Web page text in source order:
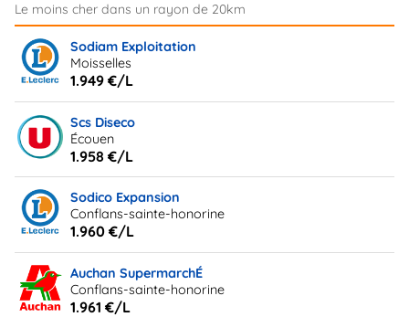
Sodiam Exploitation
Moisselles
1.949 €/L
Scs Diseco
Écouen
1.958 €/L
Sodico Expansion
Conflans-sainte-honorine
1.960 €/L
Auchan SupermarchÉ
Conflans-sainte-honorine
1.961 €/L